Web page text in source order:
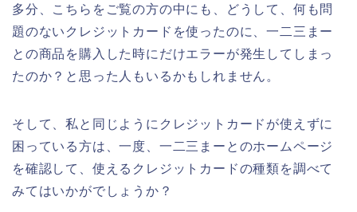
多分、こちらをご覧の方の中にも、どうして、何も問
題のないクレジットカードを使ったのに、一二三まー
との商品を購入した時にだけエラーが発生してしまっ
たのか？と思った人もいるかもしれません。
そして、私と同じようにクレジットカードが使えずに
困っている方は、一度、一二三まーとのホームページ
を確認して、使えるクレジットカードの種類を調べて
みてはいかがでしょうか？